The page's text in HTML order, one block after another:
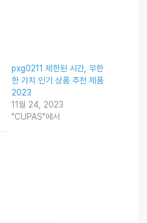
pxg0211 제한된 시간, 무한
한 가치 인기 상품 추천 제품
2023
11월 24, 2023
"CUPAS"에서